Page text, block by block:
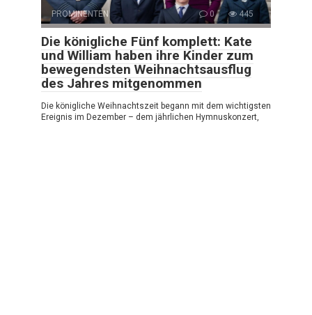
PROMINENTEN 0 445
Die königliche Fünf komplett: Kate
und William haben ihre Kinder zum
bewegendsten Weihnachtsausflug
des Jahres mitgenommen
Die königliche Weihnachtszeit begann mit dem wichtigsten
Ereignis im Dezember – dem jährlichen Hymnuskonzert,